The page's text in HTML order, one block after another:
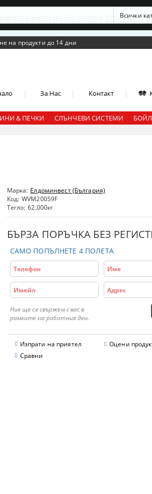
на бисквитки Научете
на продукти до 14 дни
За Нас Контакт
& ПЕЧКИ СЛЪНЧЕВИ СИСТЕМИ
Марка: Елдоминвест (България)
Код: WVM20059F
Тегло: 62.000кг
БЪРЗА ПОРЪЧКА БЕЗ
САМО ПОПЪЛНЕТЕ 4 ПОЛЕТА
Ние ще се свържем с вас в
рамките на работния ден.
Изпрати на приятел
Оцени
Сравни